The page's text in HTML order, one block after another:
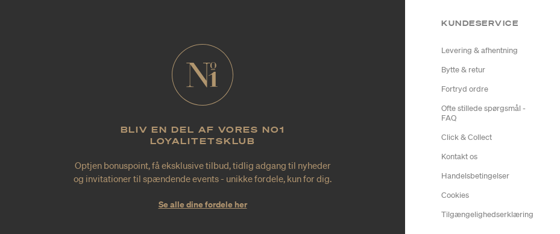
BLIV EN DEL AF VORES NO1
LOYALITETSKLUB
Optjen bonuspoint, få eksklusive tilbud, tidlig adgang til nyheder
og invitationer til spændende events - unikke fordele, kun for dig.
Se alle dine fordele her
KUNDESERVICE
Levering & afhentning
Bytte & retur
Fortryd ordre
Ofte stillede spørgsmål -
FAQ
Click & Collect
Kontakt os
Handelsbetingelser
Cookies
Tilgængelighedserklæring